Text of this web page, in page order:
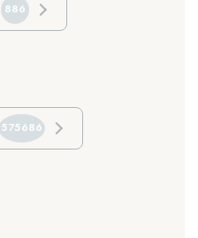
886
575686